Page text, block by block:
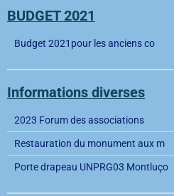
BUDGET 2021
Budget 2021pour les anciens co
Informations diverses
2023 Forum des associations
Restauration du monument aux m
Porte drapeau UNPRG03 Montluço